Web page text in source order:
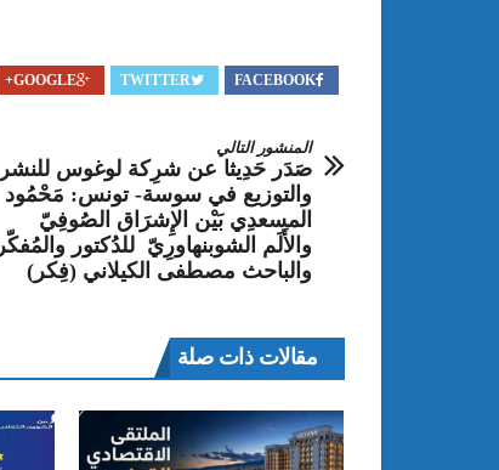
FACEBOOK
TWITTER
GOOGLE+
المنشور التالي
صَدَر حَدِيثا عن شرِكة لوغوس للنشر
والتوزيع في سوسة- تونس: مَحْمُود
المسعدِي بَيْن الإِشرَاق الصُوفِيّ
والأَلَم الشوبنهاورِيّ للدُكتور والمُفكّر
والباحث مصطفى الكيلاني (فِكر)
مقالات ذات صلة